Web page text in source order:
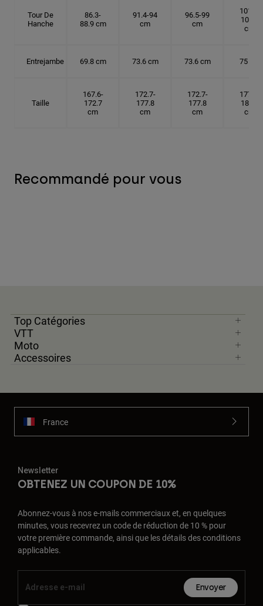
Tour De
Hanche
86.3-
88.9 cm
91.4-94
cm
96.5-99
cm
101.6-
104.1
cm
Entrejambe 69.8 cm 73.6 cm 73.6 cm 75 cm
Taille
167.6-
172.7
cm
172.7-
177.8
cm
172.7-
177.8
cm
177.8-
182.9
cm
Recommandé pour vous
Top Catégories
VTT
Moto
Accessoires
France
Newsletter
OBTENEZ UN COUPON DE 10%
Abonnez-vous à nos e-mails commerciaux et, en quelques
minutes, vous recevrez un code de réduction de 10 % pour
votre première commande, ainsi que les détails des conditions
applicables.
Envoyer